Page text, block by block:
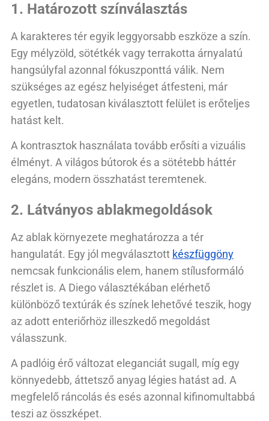
1. Határozott színválasztás
A karakteres tér egyik leggyorsabb eszköze a szín.
Egy mélyzöld, sötétkék vagy terrakotta árnyalatú
hangsúlyfal azonnal fókuszponttá válik. Nem
szükséges az egész helyiséget átfesteni, már
egyetlen, tudatosan kiválasztott felület is erőteljes
hatást kelt.
A kontrasztok használata tovább erősíti a vizuális
élményt. A világos bútorok és a sötétebb háttér
elegáns, modern összhatást teremtenek.
2. Látványos ablakmegoldások
Az ablak környezete meghatározza a tér
hangulatát. Egy jól megválasztott készfüggöny
nemcsak funkcionális elem, hanem stílusformáló
részlet is. A Diego választékában elérhető
különböző textúrák és színek lehetővé teszik, hogy
az adott enteriőrhöz illeszkedő megoldást
válasszunk.
A padlóig érő változat eleganciát sugall, míg egy
könnyedebb, áttetsző anyag légies hatást ad. A
megfelelő ráncolás és esés azonnal kifinomultabbá
teszi az összképet.